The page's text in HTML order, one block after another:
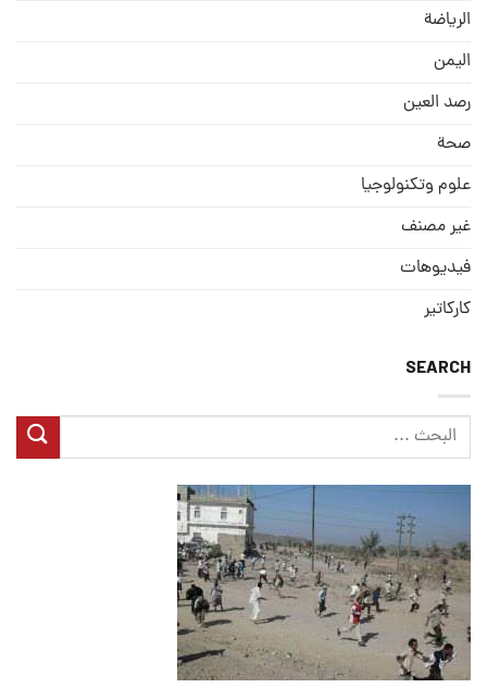
الریاضة
الیمن
رصد العین
صحة
علوم وتكنولوجيا
غير مصنف
فيديوهات
كاركاتير
SEARCH